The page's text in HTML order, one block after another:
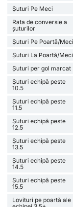
Șuturi Pe Meci
Rata de conversie a
șuturilor
Șuturi Pe Poartă/Meci
Șuturi La Poartă/Meci
Șuturi per gol marcat
Șuturi echipă peste
10.5
Șuturi echipă peste
11.5
Șuturi echipă peste
12.5
Șuturi echipă peste
13.5
Șuturi echipă peste
14.5
Șuturi echipă peste
15.5
Lovituri pe poartă ale